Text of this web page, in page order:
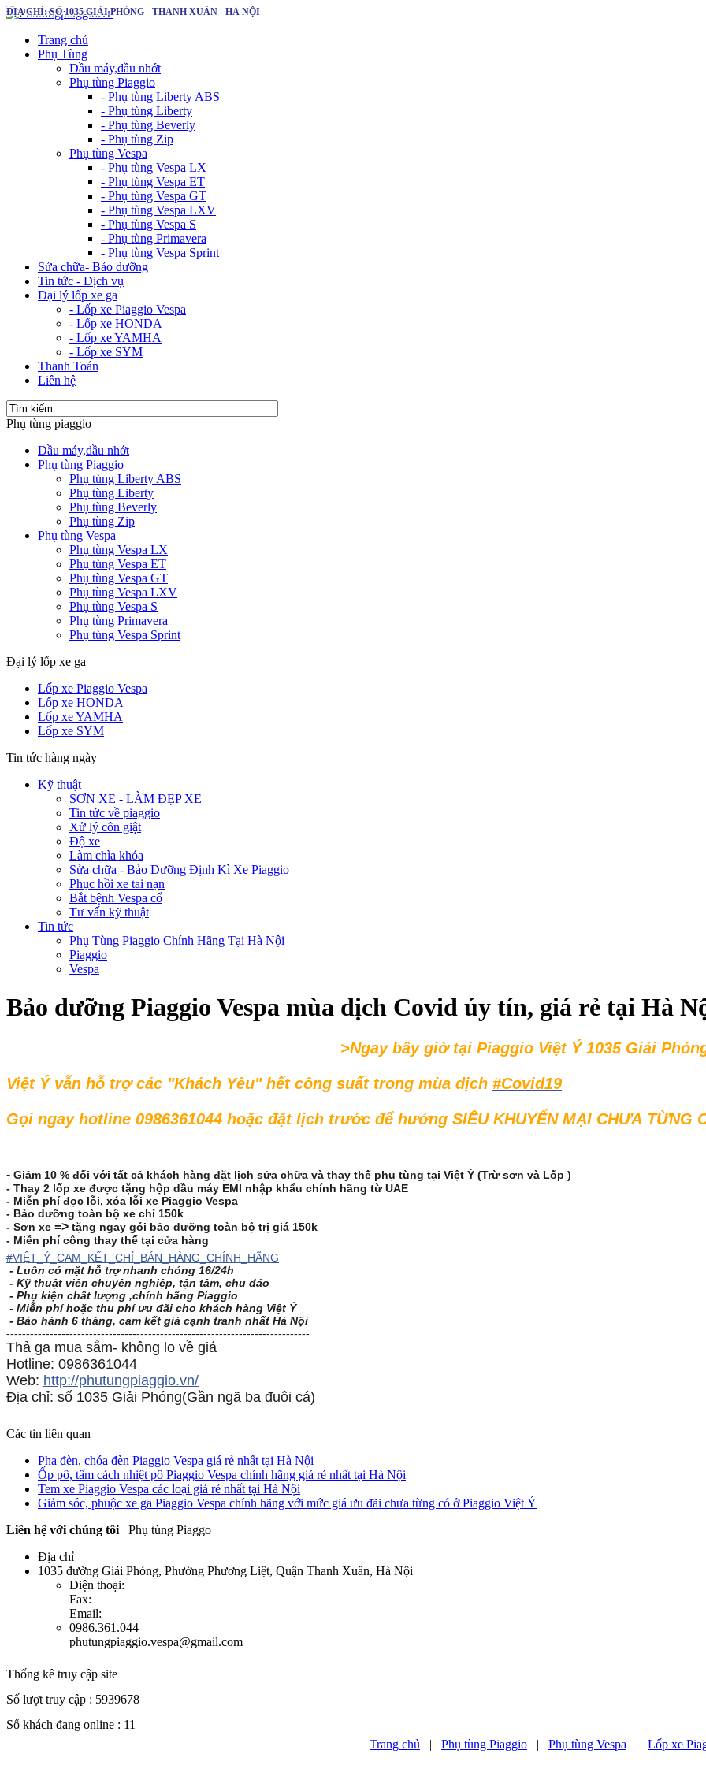
ĐỊA CHỈ: SỐ 1035 GIẢI PHÓNG - THANH XUÂN - HÀ NỘI
Trang chủ
Phụ Tùng
Dầu máy,dầu nhớt
Phụ tùng Piaggio
- Phụ tùng Liberty ABS
- Phụ tùng Liberty
- Phụ tùng Beverly
- Phụ tùng Zip
Phụ tùng Vespa
- Phụ tùng Vespa LX
- Phụ tùng Vespa ET
- Phụ tùng Vespa GT
- Phụ tùng Vespa LXV
- Phụ tùng Vespa S
- Phụ tùng Primavera
- Phụ tùng Vespa Sprint
Sửa chữa- Bảo dưỡng
Tin tức - Dịch vụ
Đại lý lốp xe ga
- Lốp xe Piaggio Vespa
- Lốp xe HONDA
- Lốp xe YAMHA
- Lốp xe SYM
Thanh Toán
Liên hệ
Phụ tùng piaggio
Dầu máy,dầu nhớt
Phụ tùng Piaggio
Phụ tùng Liberty ABS
Phụ tùng Liberty
Phụ tùng Beverly
Phụ tùng Zip
Phụ tùng Vespa
Phụ tùng Vespa LX
Phụ tùng Vespa ET
Phụ tùng Vespa GT
Phụ tùng Vespa LXV
Phụ tùng Vespa S
Phụ tùng Primavera
Phụ tùng Vespa Sprint
Đại lý lốp xe ga
Lốp xe Piaggio Vespa
Lốp xe HONDA
Lốp xe YAMHA
Lốp xe SYM
Tin tức hàng ngày
Kỹ thuật
SƠN XE - LÀM ĐẸP XE
Tin tức về piaggio
Xử lý côn giật
Độ xe
Làm chìa khóa
Sửa chữa - Bảo Dưỡng Định Kì Xe Piaggio
Phục hồi xe tai nạn
Bắt bệnh Vespa cổ
Tư vấn kỹ thuật
Tin tức
Phụ Tùng Piaggio Chính Hãng Tại Hà Nội
Piaggio
Vespa
Bảo dưỡng Piaggio Vespa mùa dịch Covid úy tín, giá rẻ tại Hà
>Ngay bây giờ tại Piaggio Việt Ý 1035 Giải
Việt Ý vẫn hỗ trợ các "Khách Yêu" hết công suất trong mùa dịch #Covid19
Gọi ngay hotline 0986361044 hoặc đặt lịch trước để hưởng SIÊU KHUYẾN MẠI CHƯA TỪNG
- Giảm 10 % đối với tất cả khách hàng đặt lịch sửa chữa và thay thế phụ tùng tại Việt Ý (Trừ sơn và Lốp )
- Thay 2 lốp xe được tặng hộp dầu máy EMI nhập khẩu chính hãng từ UAE
- Miễn phí đọc lỗi, xóa lỗi xe Piaggio Vespa
- Bảo dưỡng toàn bộ xe chỉ 150k
- Sơn xe => tặng ngay gói bảo dưỡng toàn bộ trị giá 150k
- Miễn phí công thay thế tại cửa hàng
#VIỆT_Ý_CAM_KẾT_CHỈ_BÁN_HÀNG_CHÍNH_HÃNG
- Luôn có mặt hỗ trợ nhanh chóng 16/24h
- Kỹ thuật viên chuyên nghiệp, tận tâm, chu đáo
- Phụ kiện chất lượng ,chính hãng Piaggio
- Miễn phí hoặc thu phí ưu đãi cho khách hàng Việt Ý
- Bảo hành 6 tháng, cam kết giá cạnh tranh nhất Hà Nội
-----------------------------------------------------------------------------
Thả ga mua sắm- không lo về giá
Hotline: 0986361044
Web: http://phutungpiaggio.vn/
Địa chỉ: số 1035 Giải Phóng(Gần ngã ba đuôi cá)
Các tin liên quan
Pha đèn, chóa đèn Piaggio Vespa giá rẻ nhất tại Hà Nội
Ốp pô, tấm cách nhiệt pô Piaggio Vespa chính hãng giá rẻ nhất tại Hà Nội
Tem xe Piaggio Vespa các loại giá rẻ nhất tại Hà Nội
Giảm sóc, phuộc xe ga Piaggio Vespa chính hãng với mức giá ưu đãi chưa từng có ở Piaggio Việt Ý
Liên hệ với chúng tôi Phụ tùng Piaggo
Địa chỉ
1035 đường Giải Phóng, Phường Phương Liệt, Quận Thanh Xuân, Hà Nội
Điện thoại:
Fax:
Email:
0986.361.044
phutungpiaggio.vespa@gmail.com
Thống kê truy cập site
Số lượt truy cập : 5939678
Số khách đang online : 11
Trang chủ | Phụ tùng Piaggio | Phụ tùng Vespa | Lốp xe